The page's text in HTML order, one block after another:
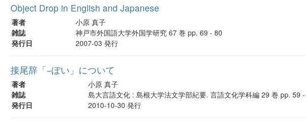
Object Drop in English and Japanese
著者
小原 真子
雑誌
神戸市外国語大学外国学研究 67 巻 pp. 69 - 80
発行日
2007-03 発行
接尾辞「−ぽい」について
著者
小原 真子
雑誌
島大言語文化 : 島根大学法文学部紀要. 言語文化学科編 29 巻 pp. 59
発行日
2010-10-30 発行